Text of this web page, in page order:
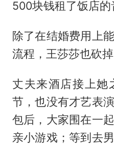
500块钱租了饭店的
除了在结婚费用上
流程，王莎莎也砍掉
丈夫来酒店接上她
节，也没有才艺表
包后，大家围在一
亲小游戏；等到去